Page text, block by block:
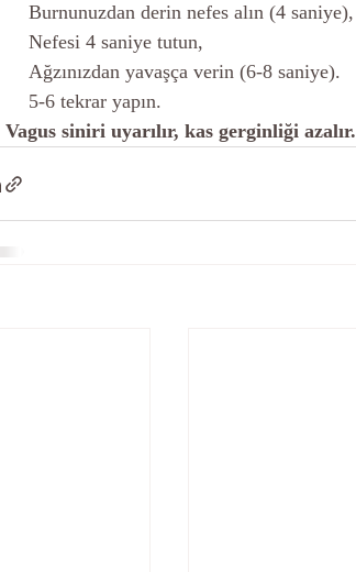
	•	Burnunuzdan derin nefes alın (4 saniye),
	•	Nefesi 4 saniye tutun,
	•	Ağzınızdan yavaşça verin (6-8 saniye).
	•	5-6 tekrar yapın.
siniri uyarılır, kas gerginliği azalır.